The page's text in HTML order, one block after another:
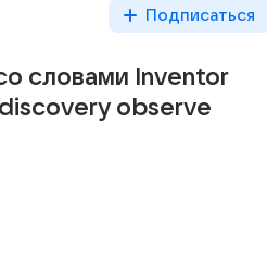
Подписаться
словами Inventor
observe